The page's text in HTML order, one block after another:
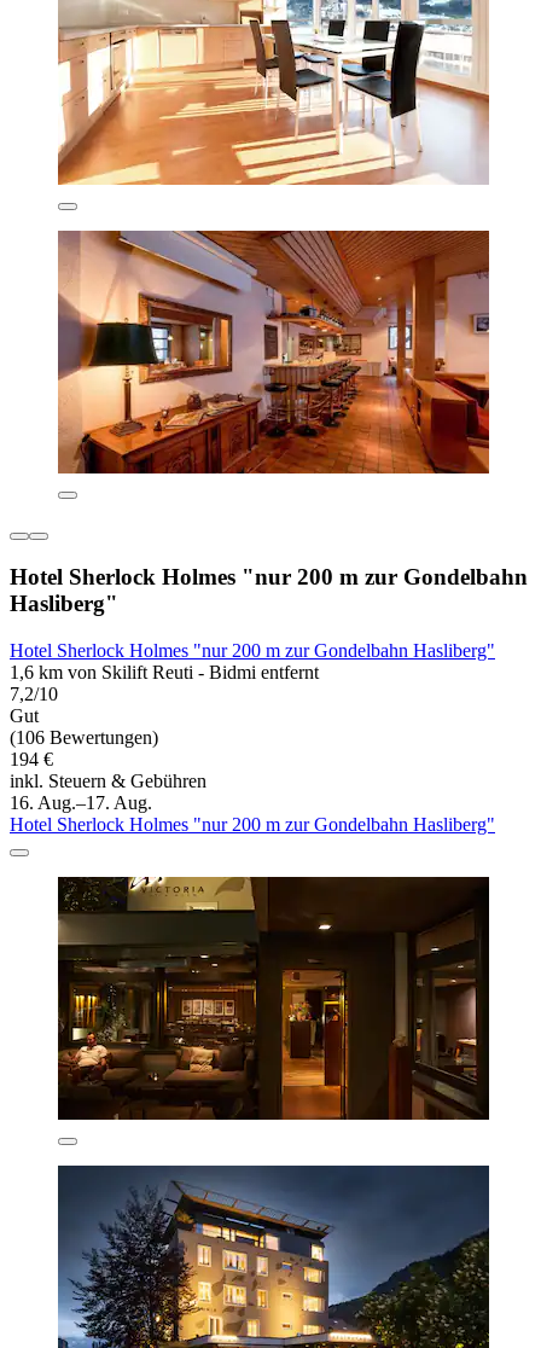
Hotel Sherlock Holmes "nur 200 m zur Gondelbahn
Hasliberg"
Hotel Sherlock Holmes "nur 200 m zur Gondelbahn Hasliberg"
1,6 km von Skilift Reuti - Bidmi entfernt
7,2/10
Gut
(106 Bewertungen)
194 €
inkl. Steuern & Gebühren
16. Aug.–17. Aug.
Hotel Sherlock Holmes "nur 200 m zur Gondelbahn Hasliberg"